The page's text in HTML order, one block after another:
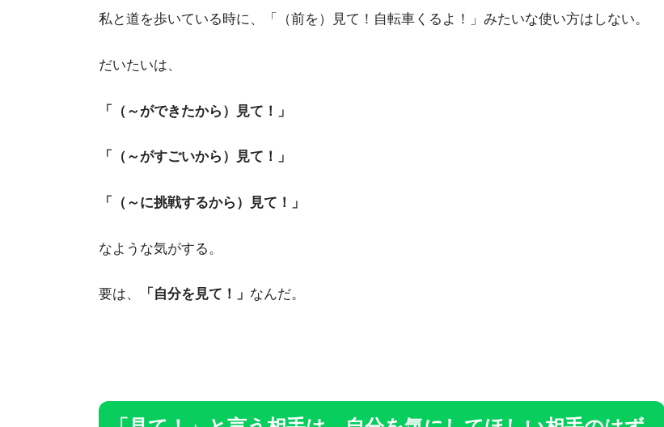
私と道を歩いている時に、「（前を）見て！自転車くるよ！」みたいな使い方はしない。
だいたいは、
「（～ができたから）見て！」
「（～がすごいから）見て！」
「（～に挑戦するから）見て！」
なような気がする。
要は、 「自分を見て！」 なんだ。